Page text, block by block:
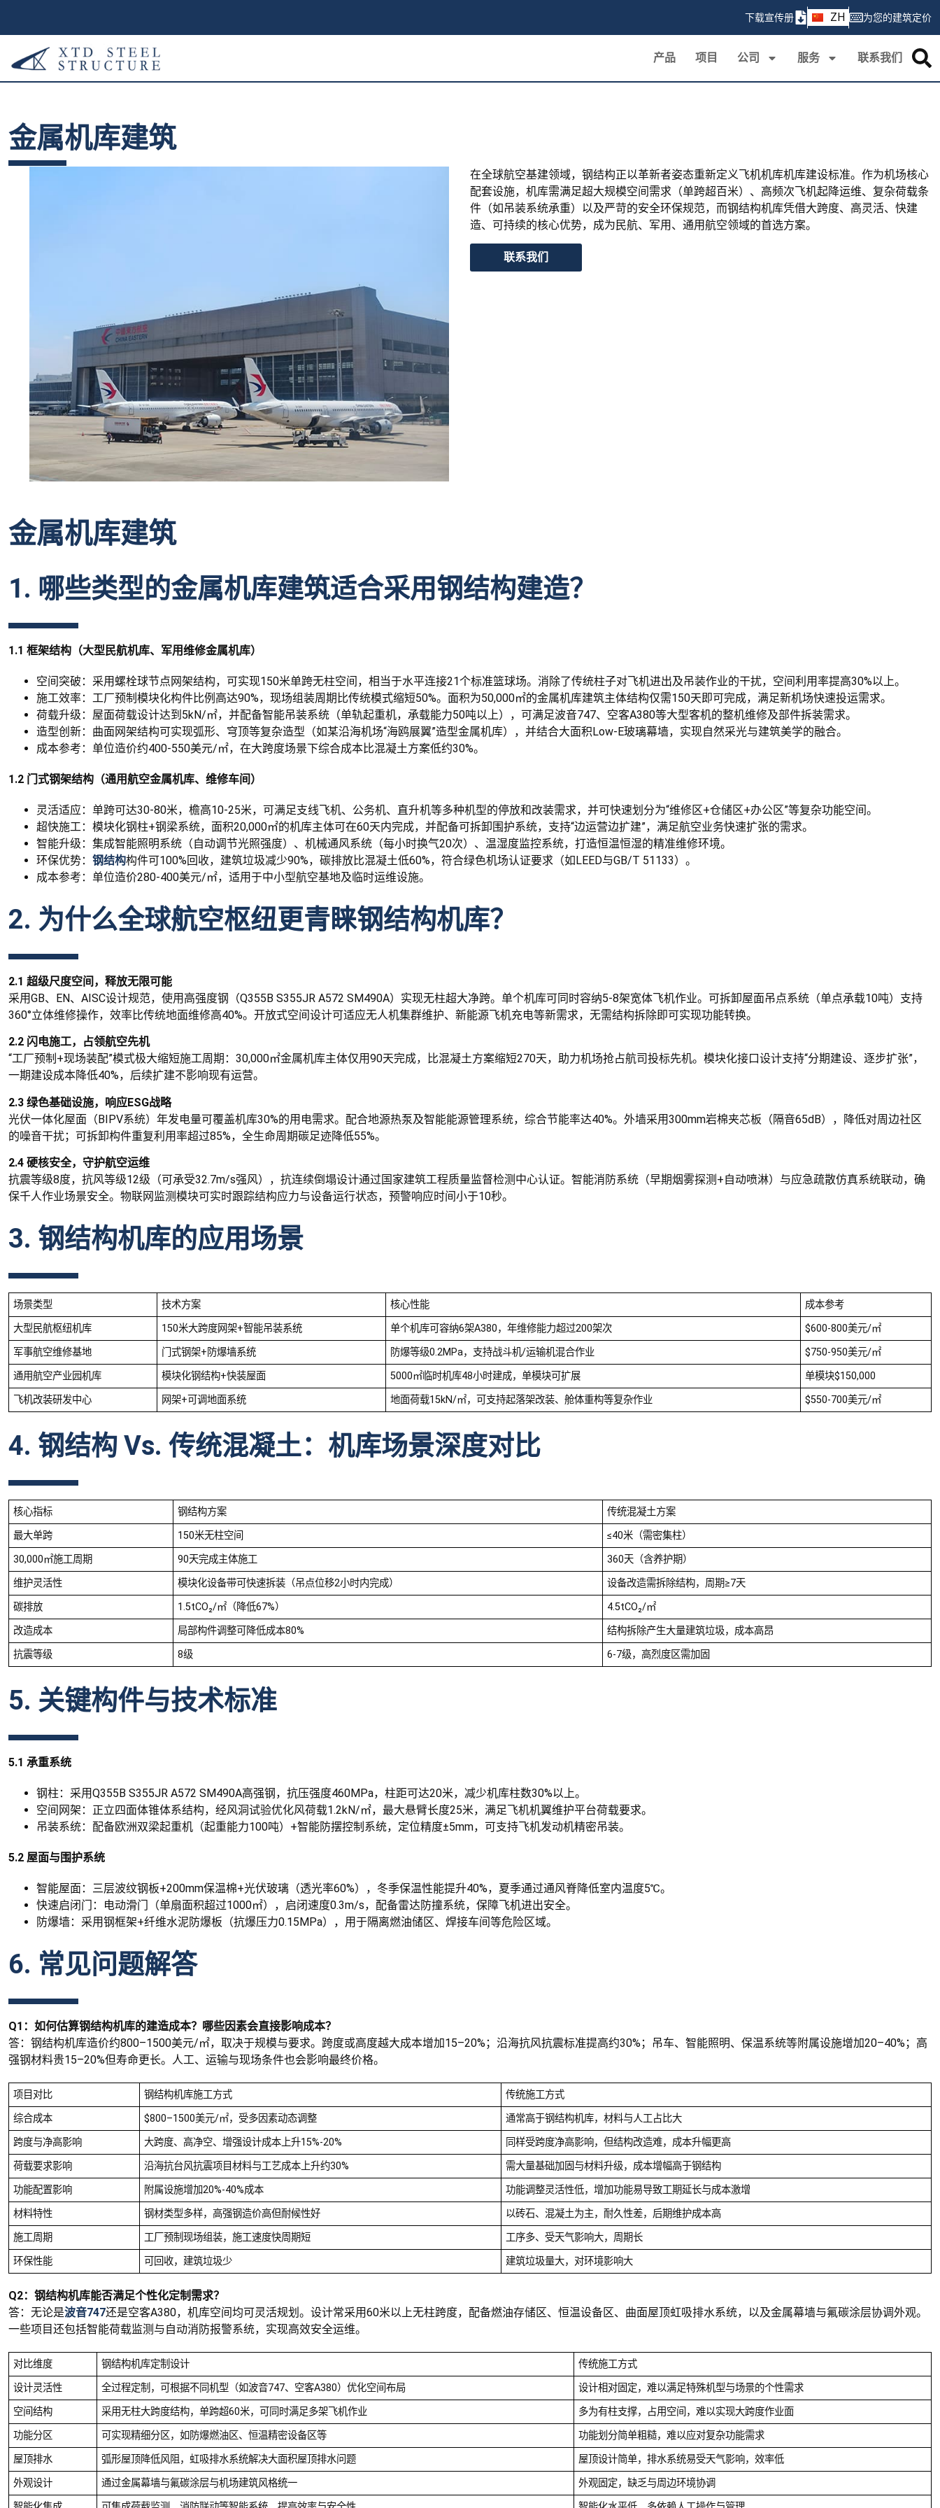
下载宣传册 ZH
PT
为您的建筑定价
产品 项目 公司 服务 联系我们
金属机库建筑
在全球航空基建领域，钢结构正以革新者姿态重新定义飞机机库机库建设标准。作为机场核心
配套设施，机库需满足超大规模空间需求（单跨超百米）、高频次飞机起降运维、复杂荷载条
件（如吊装系统承重）以及严苛的安全环保规范，而钢结构机库凭借大跨度、高灵活、快建
造、可持续的核心优势，成为民航、军用、通用航空领域的首选方案。
联系我们
金属机库建筑
1. 哪些类型的金属机库建筑适合采用钢结构建造？
1.1 框架结构（大型民航机库、军用维修金属机库）
空间突破：采用螺栓球节点网架结构，可实现150米单跨无柱空间，相当于水平连接21个标准篮球场。消除了传统柱子对飞机进出及吊装作业的干扰，空间利用率提高30%以上。
施工效率：工厂预制模块化构件比例高达90%，现场组装周期比传统模式缩短50%。面积为50,000㎡的金属机库建筑主体结构仅需150天即可完成，满足新机场快速投运需求。
荷载升级：屋面荷载设计达到5kN/㎡，并配备智能吊装系统（单轨起重机，承载能力50吨以上），可满足波音747、空客A380等大型客机的整机维修及部件拆装需求。
造型创新：曲面网架结构可实现弧形、穹顶等复杂造型（如某沿海机场“海鸥展翼”造型金属机库），并结合大面积Low-E玻璃幕墙，实现自然采光与建筑美学的融合。
成本参考：单位造价约400-550美元/㎡，在大跨度场景下综合成本比混凝土方案低约30%。
1.2 门式钢架结构（通用航空金属机库、维修车间）
灵活适应：单跨可达30-80米，檐高10-25米，可满足支线飞机、公务机、直升机等多种机型的停放和改装需求，并可快速划分为“维修区+仓储区+办公区”等复杂功能空间。
超快施工：模块化钢柱+钢梁系统，面积20,000㎡的机库主体可在60天内完成，并配备可拆卸围护系统，支持“边运营边扩建”，满足航空业务快速扩张的需求。
智能升级：集成智能照明系统（自动调节光照强度）、机械通风系统（每小时换气20次）、温湿度监控系统，打造恒温恒湿的精准维修环境。
环保优势： 钢结构构件可100%回收，建筑垃圾减少90%，碳排放比混凝土低60%，符合绿色机场认证要求（如LEED与GB/T 51133）。
成本参考：单位造价280-400美元/㎡，适用于中小型航空基地及临时运维设施。
2. 为什么全球航空枢纽更青睐钢结构机库？
2.1 超级尺度空间，释放无限可能
采用GB、EN、AISC设计规范，使用高强度钢（Q355B S355JR A572 SM490A）实现无柱超大净跨。单个机库可同时容纳5-8架宽体飞机作业。可拆卸屋面吊点系统（单点承载10吨）支持
360°立体维修操作，效率比传统地面维修高40%。开放式空间设计可适应无人机集群维护、新能源飞机充电等新需求，无需结构拆除即可实现功能转换。
2.2 闪电施工，占领航空先机
“工厂预制+现场装配”模式极大缩短施工周期：30,000㎡金属机库主体仅用90天完成，比混凝土方案缩短270天，助力机场抢占航司投标先机。模块化接口设计支持“分期建设、逐步扩张”，
一期建设成本降低40%，后续扩建不影响现有运营。
2.3 绿色基础设施，响应ESG战略
光伏一体化屋面（BIPV系统）年发电量可覆盖机库30%的用电需求。配合地源热泵及智能能源管理系统，综合节能率达40%。外墙采用300mm岩棉夹芯板（隔音65dB），降低对周边社区
的噪音干扰；可拆卸构件重复利用率超过85%，全生命周期碳足迹降低55%。
2.4 硬核安全，守护航空运维
抗震等级8度，抗风等级12级（可承受32.7m/s强风），抗连续倒塌设计通过国家建筑工程质量监督检测中心认证。智能消防系统（早期烟雾探测+自动喷淋）与应急疏散仿真系统联动，确
保千人作业场景安全。物联网监测模块可实时跟踪结构应力与设备运行状态，预警响应时间小于10秒。
3. 钢结构机库的应用场景
场景类型 技术方案 核心性能
成本参考
大型民航枢纽机库
150米大跨度网架+智能吊装系统 单个机库可容纳6架A380，年维修能力超过200架次
$600-800美元/㎡
军事航空维修基地
门式钢架+防爆墙系统 防爆等级0.2MPa，支持战斗机/运输机混合作业
$750-950美元/㎡
通用航空产业园机库
模块化钢结构+快装屋面 5000㎡临时机库48小时建成，单模块可扩展
单模块$150,000
飞机改装研发中心
网架+可调地面系统 地面荷载15kN/㎡，可支持起落架改装、舱体重构等复杂作业 $550-700美元/㎡
4. 钢结构 Vs. 传统混凝土：机库场景深度对比
核心指标 钢结构方案
传统混凝土方案
最大单跨
150米无柱空间
≤40米（需密集柱）
30,000㎡施工周期
90天完成主体施工
360天（含养护期）
维护灵活性
模块化设备带可快速拆装（吊点位移2小时内完成）
设备改造需拆除结构，周期≥7天
碳排放
1.5tCO₂/㎡（降低67%）
4.5tCO₂/㎡
改造成本
局部构件调整可降低成本80%
结构拆除产生大量建筑垃圾，成本高昂
抗震等级
8级 6-7级，高烈度区需加固
5. 关键构件与技术标准
5.1 承重系统
钢柱：采用Q355B S355JR A572 SM490A高强钢，抗压强度460MPa，柱距可达20米，减少机库柱数30%以上。
空间网架：正立四面体锥体系结构，经风洞试验优化风荷载1.2kN/㎡，最大悬臂长度25米，满足飞机机翼维护平台荷载要求。
吊装系统：配备欧洲双梁起重机（起重能力100吨）+智能防摆控制系统，定位精度±5mm，可支持飞机发动机精密吊装。
5.2 屋面与围护系统
智能屋面：三层波纹钢板+200mm保温棉+光伏玻璃（透光率60%），冬季保温性能提升40%，夏季通过通风脊降低室内温度5℃。
快速启闭门：电动滑门（单扇面积超过1000㎡），启闭速度0.3m/s，配备雷达防撞系统，保障飞机进出安全。
防爆墙：采用钢框架+纤维水泥防爆板（抗爆压力0.15MPa），用于隔离燃油储区、焊接车间等危险区域。
6. 常见问题解答
Q1：如何估算钢结构机库的建造成本？哪些因素会直接影响成本？
答：钢结构机库造价约800–1500美元/㎡，取决于规模与要求。跨度或高度越大成本增加15–20%；沿海抗风抗震标准提高约30%；吊车、智能照明、保温系统等附属设施增加20–40%；高
强钢材料贵15–20%但寿命更长。人工、运输与现场条件也会影响最终价格。
项目对比 钢结构机库施工方式
传统施工方式
综合成本
$800–1500美元/㎡，受多因素动态调整
通常高于钢结构机库，材料与人工占比大
跨度与净高影响
大跨度、高净空、增强设计成本上升15%-20%
同样受跨度净高影响，但结构改造难，成本升幅更高
荷载要求影响
沿海抗台风抗震项目材料与工艺成本上升约30%
需大量基础加固与材料升级，成本增幅高于钢结构
功能配置影响
附属设施增加20%-40%成本
功能调整灵活性低，增加功能易导致工期延长与成本激增
材料特性
钢材类型多样，高强钢造价高但耐候性好
以砖石、混凝土为主，耐久性差，后期维护成本高
施工周期
工厂预制现场组装，施工速度快周期短
工序多、受天气影响大，周期长
环保性能
可回收，建筑垃圾少 建筑垃圾量大，对环境影响大
Q2：钢结构机库能否满足个性化定制需求？
答：无论是波音747还是空客A380，机库空间均可灵活规划。设计常采用60米以上无柱跨度，配备燃油存储区、恒温设备区、曲面屋顶虹吸排水系统，以及金属幕墙与氟碳涂层协调外观。
一些项目还包括智能荷载监测与自动消防报警系统，实现高效安全运维。
对比维度 钢结构机库定制设计
传统施工方式
设计灵活性
全过程定制，可根据不同机型（如波音747、空客A380）优化空间布局
设计相对固定，难以满足特殊机型与场景的个性需求
空间结构
采用无柱大跨度结构，单跨超60米，可同时满足多架飞机作业
多为有柱支撑，占用空间，难以实现大跨度作业面
功能分区
可实现精细分区，如防爆燃油区、恒温精密设备区等
功能划分简单粗糙，难以应对复杂功能需求
屋顶排水
弧形屋顶降低风阻，虹吸排水系统解决大面积屋顶排水问题
屋顶设计简单，排水系统易受天气影响，效率低
外观设计
通过金属幕墙与氟碳涂层与机场建筑风格统一
外观固定，缺乏与周边环境协调